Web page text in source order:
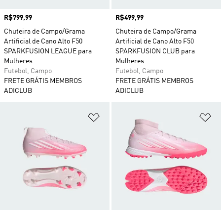
Preço
R$799,99
Chuteira de Campo/Grama
Artificial de Cano Alto F50
SPARKFUSION LEAGUE para
Mulheres
Futebol, Campo
FRETE GRÁTIS MEMBROS
ADICLUB
Preço
R$499,99
Chuteira de Campo/Grama
Artificial de Cano Alto F50
SPARKFUSION CLUB para
Mulheres
Futebol, Campo
FRETE GRÁTIS MEMBROS
ADICLUB